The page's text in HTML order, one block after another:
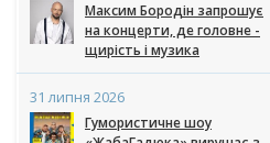
Максим Бородін запрошує
на концерти, де головне -
щирість і музика
31 липня 2026
Гумористичне шоу